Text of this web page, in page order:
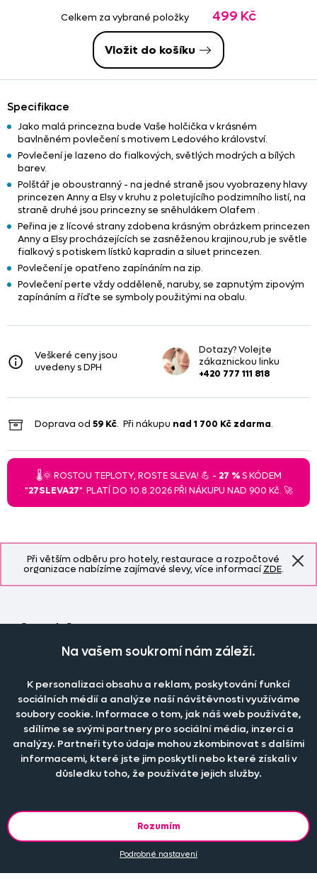
Při větším odběru pro hotely, restaurace a rozpočtové
organizace nabízíme zajímavé slevy, více informacíZDE.
Celkem za vybrané položky 499 Kč
Vložit do košíku
Specifikace
Jako malá princezna bude Vaše holčička v krásném
bavlněném povlečení s motivem Ledového království.
Povlečení je lazeno do fialkových, světlých modrých a bílých
barev.
Polštář je oboustranný - na jedné straně jsou vyobrazeny hlavy
princezen Anny a Elsy v kruhu z poletujícího podzimního listí, na
straně druhé jsou princezny se sněhulákem Olafem .
Peřina je z lícové strany zdobena krásným obrázkem princezen
Anny a Elsy procházejících se zasněženou krajinou,rub je světle
fialkový s potiskem lístků kapradin a siluet princezen.
Povlečení je opatřeno zapínáním na zip.
Povlečení perte vždy odděleně, naruby, se zapnutým zipovým
zapínáním a říďte se symboly použitými na obalu.
Veškeré ceny jsou
uvedeny s DPH
Dotazy? Volejte
zákaznickou linku
+420 777 111 818
Doprava od 59 Kč. Při nákupu nad 1 700 Kč zdarma.
🌡️🌞 ROSTOU TEPLOTY, ROSTE SLEVA! 💪 - 27 %S KÓDEM
"27SLEVA27". PLATÍ DO 10.8.2026 PŘI NÁKUPU NAD 900 Kč. 🚀
Staňte se členem klubu Dante.cz
Objevte slevy pro členy, získejte akční nabídky, novinky, tipy a
informace do vaší schránky.
Naše společnost
Doprava a platba
O nás
Obchodní podmínky
Nastavení cookies
Katalog zdarma
Časté dotazy
Jak změřit okno pro nákup záclon?
Jak objednat záclony a závěsy na dante.cz?
Jak prát záclony a závěsy?
Jak prát povlečení a prostěradla?
Informace o materiálech
Pobočka
Pobočka a výdej objednávek otevřena
po-pá 7.30 - 16.00
PRODEJNÍ ODDĚLENÍ - TELEFONICKY
po-pá 7:30 - 16:00
Tel.:777 111 818
dotazy@dante.cz
reklamace:reklamace@dante.cz
Na vašem soukromí nám záleží.
K personalizaci obsahu a reklam, poskytování funkcí
sociálních médií a analýze naší návštěvnosti využíváme
soubory cookie. Informace o tom, jak náš web používáte,
sdílíme se svými partnery pro sociální média, inzerci a
analýzy. Partneři tyto údaje mohou zkombinovat s dalšími
informacemi, které jste jim poskytli nebo které získali v
důsledku toho, že používáte jejich služby.
Rozumím
Podrobné nastavení